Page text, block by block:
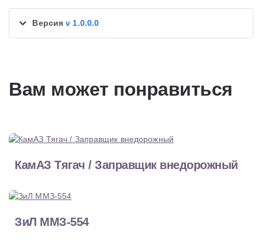
Версияv 1.0.0.0
Вам может понравиться
КамАЗ Тягач / Заправщик внедорожный
ЗиЛ ММЗ-554